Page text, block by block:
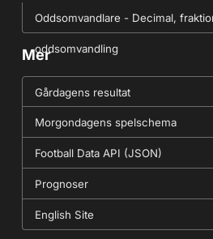
Oddsomvandlare - Decimal,
oddsomvandling
Mer
Gårdagens resultat
Morgondagens spelschema
Football Data API (JSON)
Prognoser
English Site